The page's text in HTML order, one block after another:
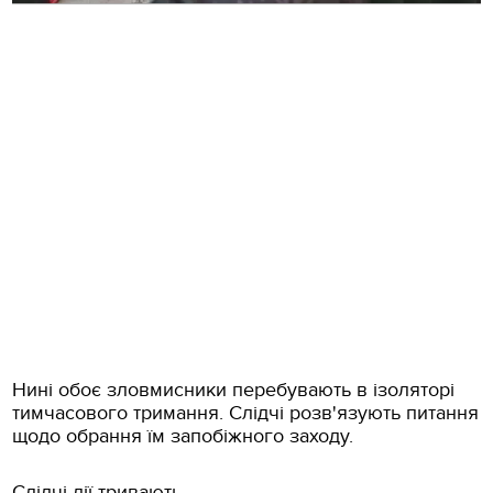
Нині обоє зловмисники перебувають в ізоляторі
тимчасового тримання. Слідчі розв'язують питання
щодо обрання їм запобіжного заходу.